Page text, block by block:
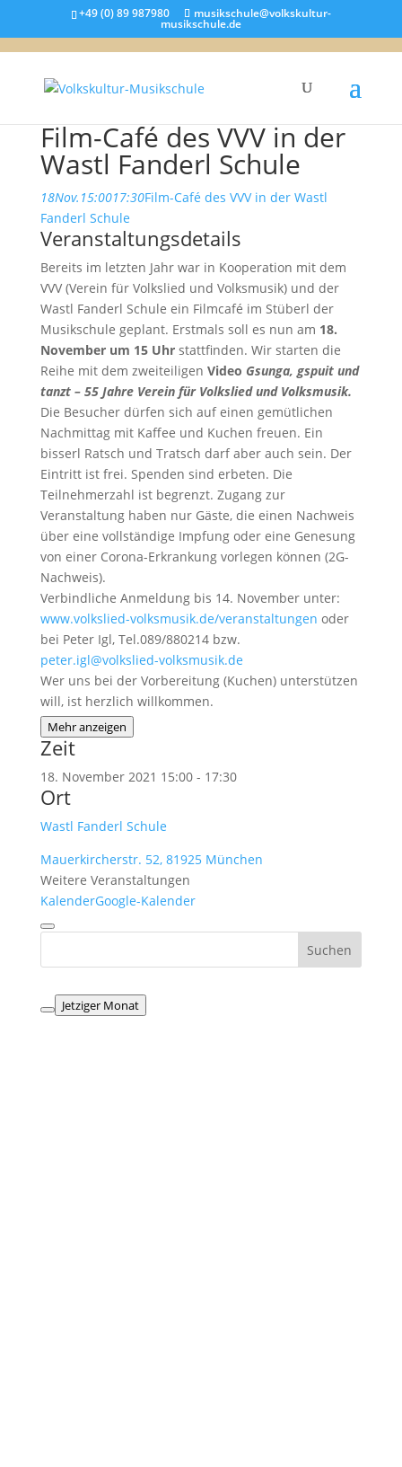
+49 (0) 89 987980 musikschule@volkskultur-
musikschule.de
Film-Café des VVV in der
Wastl Fanderl Schule
18Nov. 15:0017:30Film-Café des VVV in der Wastl
Fanderl Schule
Veranstaltungsdetails
Bereits im letzten Jahr war in Kooperation mit dem
VVV (Verein für Volkslied und Volksmusik) und der
Wastl Fanderl Schule ein Filmcafé im Stüberl der
Musikschule geplant. Erstmals soll es nun am 18.
November um 15 Uhr stattfinden. Wir starten die
Reihe mit dem zweiteiligen Video Gsunga, gspuit und
tanzt – 55 Jahre Verein für Volkslied und Volksmusik.
Die Besucher dürfen sich auf einen gemütlichen
Nachmittag mit Kaffee und Kuchen freuen. Ein
bisserl Ratsch und Tratsch darf aber auch sein. Der
Eintritt ist frei. Spenden sind erbeten. Die
Teilnehmerzahl ist begrenzt. Zugang zur
Veranstaltung haben nur Gäste, die einen Nachweis
über eine vollständige Impfung oder eine Genesung
von einer Corona-Erkrankung vorlegen können (2G-
Nachweis).
Verbindliche Anmeldung bis 14. November unter:
www.volkslied-volksmusik.de/veranstaltungen oder
bei Peter Igl, Tel.089/880214 bzw.
peter.igl@volkslied-volksmusik.de
Wer uns bei der Vorbereitung (Kuchen) unterstützen
will, ist herzlich willkommen.
Mehr anzeigen
Zeit
18. November 2021 15:00- 17:30
Ort
Wastl Fanderl Schule
Mauerkircherstr. 52, 81925 München
Weitere Veranstaltungen
KalenderGoogle-Kalender
Jetziger Monat